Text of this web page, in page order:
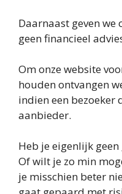
Daarnaast geven we
geen financieel
Om onze website
houden ontvangen
indien een bezoeker
aanbieder.
Heb je eigenlijk
Of wilt je zo min
je misschien beter